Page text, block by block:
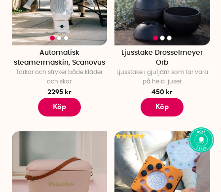
Automatisk
steamermaskin, Scanovus
Torkar och stryker både kläder
och skor
2295 kr
Köp
Ljusstake Drosselmeyer
Orb
Ljusstake i gjutjärn som tar vara
på hela ljuset
450 kr
Köp